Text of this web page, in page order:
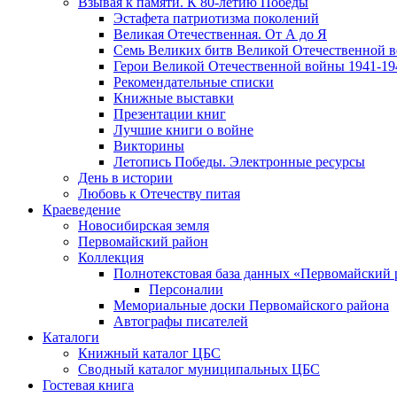
Эcтафета патриотизма поколений
Великая Отечественная. От А до Я
Семь Великих битв Великой Отечественной
Герои Великой Отечественной войны 1941-
Рекомендательные списки
Книжные выставки
Презентации книг
Лучшие книги о войне
Викторины
Летопись Победы. Электронные ресурсы
День в истории
Любовь к Отечеству питая
Краеведение
Новосибирская земля
Первомайский район
Коллекция
Полнотекстовая база данных «Первомайский
Персоналии
Мемориальные доски Первомайского района
Автографы писателей
Каталоги
Книжный каталог ЦБС
Сводный каталог муниципальных ЦБС
Гостевая книга